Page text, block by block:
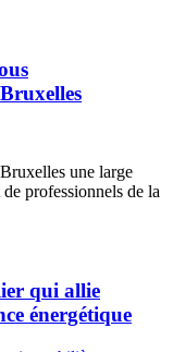
une large
professionnels de la
qui allie
énergétique